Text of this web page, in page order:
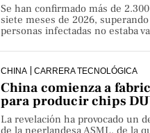
Se han confirmado más de
siete meses de 2026,
personas infectadas no estaba
CHINA CARRERA TECNOLÓGICA
China comienza a
para producir chips
La revelación ha provocado un